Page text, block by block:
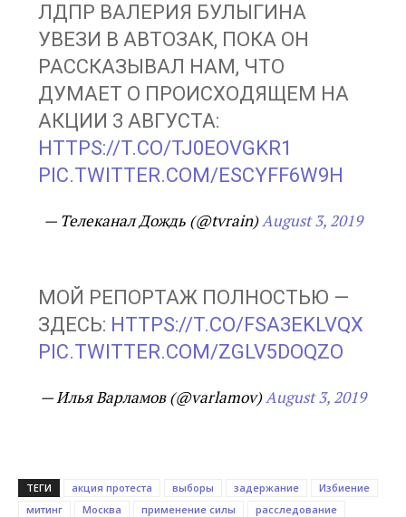
ЛДПР ВАЛЕРИЯ БУЛЫГИНА
УВЕЗИ В АВТОЗАК, ПОКА ОН
РАССКАЗЫВАЛ НАМ, ЧТО
ДУМАЕТ О ПРОИСХОДЯЩЕМ НА
АКЦИИ 3 АВГУСТА:
HTTPS://T.CO/TJ0EOVGKR1
PIC.TWITTER.COM/ESCYFF6W9H
— Телеканал Дождь (@tvrain)August 3, 2019
МОЙ РЕПОРТАЖ ПОЛНОСТЬЮ —
ЗДЕСЬ: HTTPS://T.CO/FSA3EKLVQX
PIC.TWITTER.COM/ZGLV5DOQZO
— Илья Варламов (@varlamov)August 3, 2019
ТЕГИ акция протеста выборы задержание
Избиение
митинг
Москва применение силы
расследование